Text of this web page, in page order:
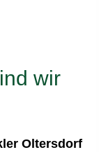
wir
Oltersdorf